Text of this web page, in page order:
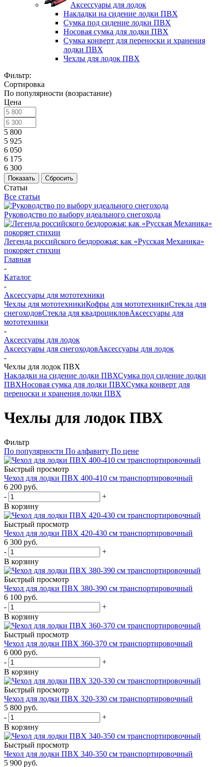
Аксессуары для лодок
Накладки на сидение лодки ПВХ
Сумка под сидение лодки ПВХ
Носовая сумка для лодки ПВХ
Сумка конверт для переноски и хранения
лодки ПВХ
Чехлы для лодок ПВХ
Фильтр:
Сортировка
По популярности (возрастание)
Цена
5 800
5 925
6 050
6 175
6 300
Показать Сбросить
Статьи
Все статьи
Руководство по выбору идеального снегохода
Легенда российского бездорожья: как «Русская Механика»
покоряет стихии
Главная
-
Каталог
-
Аксессуары для мототехники
Чехлы для мототехникиКофры для мототехникиСтекла для
снегоходовСтекла для квадроцикловАксессуары для
мототехники
-
Аксессуары для лодок
Аксессуары для снегоходовАксессуары для лодок
-
Чехлы для лодок ПВХ
Накладки на сидение лодки ПВХСумка под сидение лодки
ПВХНосовая сумка для лодки ПВХСумка конверт для
переноски и хранения лодки ПВХ
Чехлы для лодок ПВХ
Фильтр
По популярности По алфавиту По цене
Быстрый просмотр
Чехол для лодки ПВХ 400-410 см транспортировочный
6 200 руб.
-
+
В корзину
Быстрый просмотр
Чехол для лодки ПВХ 420-430 см транспортировочный
6 300 руб.
-
+
В корзину
Быстрый просмотр
Чехол для лодки ПВХ 380-390 см транспортировочный
6 100 руб.
-
+
В корзину
Быстрый просмотр
Чехол для лодки ПВХ 360-370 см транспортировочный
6 000 руб.
-
+
В корзину
Быстрый просмотр
Чехол для лодки ПВХ 320-330 см транспортировочный
5 800 руб.
-
+
В корзину
Быстрый просмотр
Чехол для лодки ПВХ 340-350 см транспортировочный
5 900 руб.